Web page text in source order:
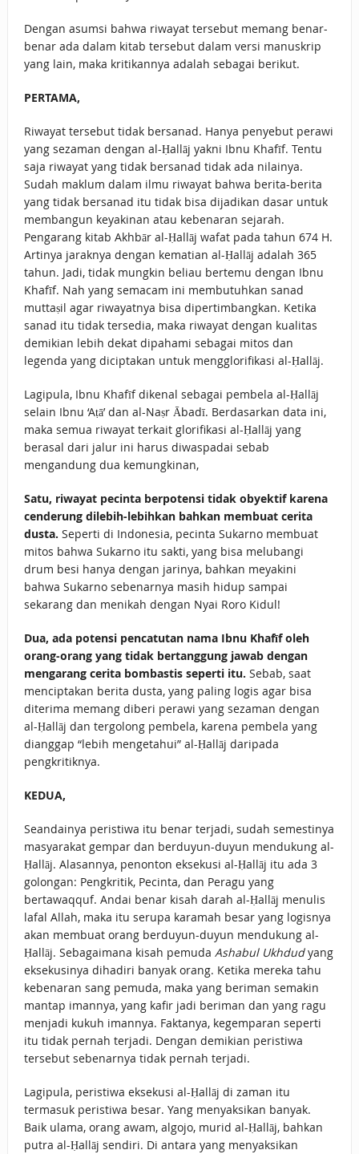
Dengan asumsi bahwa riwayat tersebut memang benar-
benar ada dalam kitab tersebut dalam versi manuskrip
yang lain, maka kritikannya adalah sebagai berikut.
PERTAMA,
Riwayat tersebut tidak bersanad. Hanya penyebut perawi
yang sezaman dengan al-Ḥallāj yakni Ibnu Khafīf. Tentu
saja riwayat yang tidak bersanad tidak ada nilainya.
Sudah maklum dalam ilmu riwayat bahwa berita-berita
yang tidak bersanad itu tidak bisa dijadikan dasar untuk
membangun keyakinan atau kebenaran sejarah.
Pengarang kitab Akhbār al-Ḥallāj wafat pada tahun 674 H.
Artinya jaraknya dengan kematian al-Ḥallāj adalah 365
tahun. Jadi, tidak mungkin beliau bertemu dengan Ibnu
Khafīf. Nah yang semacam ini membutuhkan sanad
muttaṣil agar riwayatnya bisa dipertimbangkan. Ketika
sanad itu tidak tersedia, maka riwayat dengan kualitas
demikian lebih dekat dipahami sebagai mitos dan
legenda yang diciptakan untuk mengglorifikasi al-Ḥallāj.
Lagipula, Ibnu Khafīf dikenal sebagai pembela al-Ḥallāj
selain Ibnu ‘Aṭā’ dan al-Naṣr Ābadī. Berdasarkan data ini,
maka semua riwayat terkait glorifikasi al-Ḥallāj yang
berasal dari jalur ini harus diwaspadai sebab
mengandung dua kemungkinan,
Satu, riwayat pecinta berpotensi tidak obyektif karena
cenderung dilebih-lebihkan bahkan membuat cerita
dusta. Seperti di Indonesia, pecinta Sukarno membuat
mitos bahwa Sukarno itu sakti, yang bisa melubangi
drum besi hanya dengan jarinya, bahkan meyakini
bahwa Sukarno sebenarnya masih hidup sampai
sekarang dan menikah dengan Nyai Roro Kidul!
Dua, ada potensi pencatutan nama Ibnu Khafīf oleh
orang-orang yang tidak bertanggung jawab dengan
mengarang cerita bombastis seperti itu. Sebab, saat
menciptakan berita dusta, yang paling logis agar bisa
diterima memang diberi perawi yang sezaman dengan
al-Ḥallāj dan tergolong pembela, karena pembela yang
dianggap “lebih mengetahui” al-Ḥallāj daripada
pengkritiknya.
KEDUA,
Seandainya peristiwa itu benar terjadi, sudah semestinya
masyarakat gempar dan berduyun-duyun mendukung al-
Ḥallāj. Alasannya, penonton eksekusi al-Ḥallāj itu ada 3
golongan: Pengkritik, Pecinta, dan Peragu yang
bertawaqquf. Andai benar kisah darah al-Ḥallāj menulis
lafal Allah, maka itu serupa karamah besar yang logisnya
akan membuat orang berduyun-duyun mendukung al-
Ḥallāj. Sebagaimana kisah pemuda Ashabul Ukhdudyang
eksekusinya dihadiri banyak orang. Ketika mereka tahu
kebenaran sang pemuda, maka yang beriman semakin
mantap imannya, yang kafir jadi beriman dan yang ragu
menjadi kukuh imannya. Faktanya, kegemparan seperti
itu tidak pernah terjadi. Dengan demikian peristiwa
tersebut sebenarnya tidak pernah terjadi.
Lagipula, peristiwa eksekusi al-Ḥallāj di zaman itu
termasuk peristiwa besar. Yang menyaksikan banyak.
Baik ulama, orang awam, algojo, murid al-Ḥallāj, bahkan
putra al-Ḥallāj sendiri. Di antara yang menyaksikan